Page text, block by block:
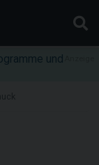
und